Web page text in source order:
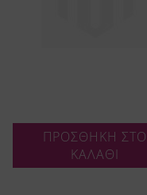
ΠΡΟΣΘΗΚΗ ΣΤΟ
ΚΑΛΑΘΙ